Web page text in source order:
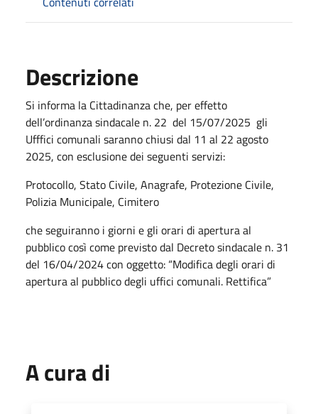
Descrizione
Si informa la Cittadinanza che, per effetto
dell’ordinanza sindacale n. 22 del 15/07/2025 gli
Ufffici comunali saranno chiusi dal 11 al 22 agosto
2025, con esclusione dei seguenti servizi:
Protocollo, Stato Civile, Anagrafe, Protezione Civile,
Polizia Municipale, Cimitero
che seguiranno i giorni e gli orari di apertura al
pubblico così come previsto dal Decreto sindacale n. 31
del 16/04/2024 con oggetto: “Modifica degli orari di
apertura al pubblico degli uffici comunali. Rettifica”
A cura di